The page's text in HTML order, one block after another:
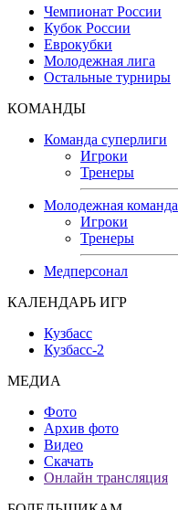
Чемпионат России
Кубок России
Еврокубки
Молодежная лига
Остальные турниры
КОМАНДЫ
Команда суперлиги
Игроки
Тренеры
Молодежная команда
Игроки
Тренеры
Медперсонал
КАЛЕНДАРЬ ИГР
Кузбасс
Кузбасс-2
МЕДИА
Фото
Архив фото
Видео
Скачать
Онлайн трансляция